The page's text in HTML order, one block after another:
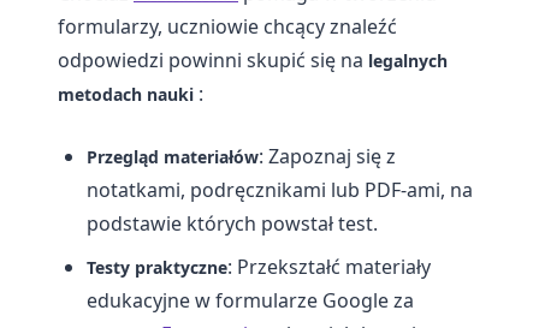
formularzy, uczniowie chcący znaleźć
odpowiedzi powinni skupić się na legalnych
metodach nauki :
Przegląd materiałów: Zapoznaj się z
notatkami, podręcznikami lub PDF-ami, na
podstawie których powstał test.
Testy praktyczne: Przekształć materiały
edukacyjne w formularze Google za